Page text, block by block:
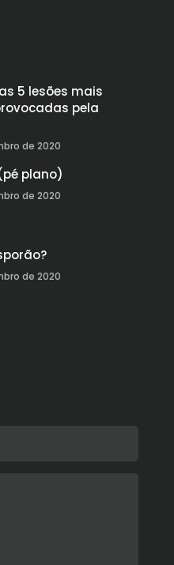
5 lesões mais
pela
de 2020
plano)
de 2020
de 2020